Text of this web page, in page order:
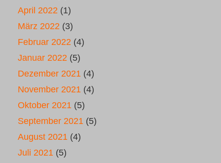
April 2022 (1)
März 2022 (3)
Februar 2022 (4)
Januar 2022 (5)
Dezember 2021 (4)
November 2021 (4)
Oktober 2021 (5)
September 2021 (5)
August 2021 (4)
Juli 2021 (5)